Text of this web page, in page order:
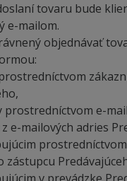
tovaru bude
e-mailom.
objednávať
prostredníctvom e-
e-mailových adries
prostredníctvom
zástupcu